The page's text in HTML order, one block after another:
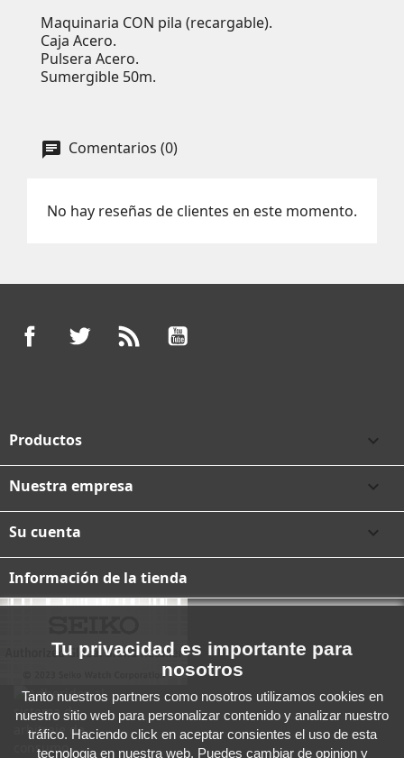
Maquinaria CON pila (recargable).
Caja Acero.
Pulsera Acero.
Sumergible 50m.
Comentarios (0)
No hay reseñas de clientes en este momento.
FacebookTwitter
Productos 
Nuestra empresa 
Su cuenta 
Información de la tienda
Tu privacidad es importante para
nosotros
Tanto nuestros partners como nosotros utilizamos cookies en
nuestro sitio web para personalizar contenido y analizar nuestro
tráfico. Haciendo click en aceptar consientes el uso de esta
tecnologia en nuestra web. Puedes cambiar de opinion y